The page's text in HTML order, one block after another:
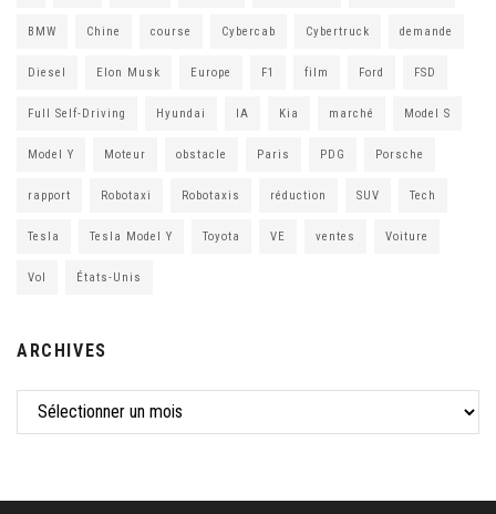
BMW Chine course Cybercab Cybertruck demande
Diesel Elon Musk Europe F1 film Ford FSD
Full Self-Driving Hyundai IA Kia marché Model S
Model Y Moteur obstacle Paris PDG Porsche
rapport Robotaxi Robotaxis réduction SUV Tech
Tesla Tesla Model Y Toyota VE ventes Voiture
Vol États-Unis
ARCHIVES